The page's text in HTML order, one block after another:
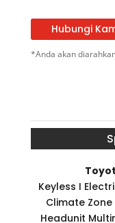
Hubungi
*Anda akan
Keyless I
Climate
Headunit